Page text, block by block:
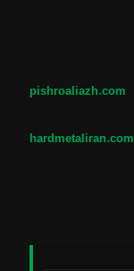
pishroaliazh.com
hardmetaliran.com